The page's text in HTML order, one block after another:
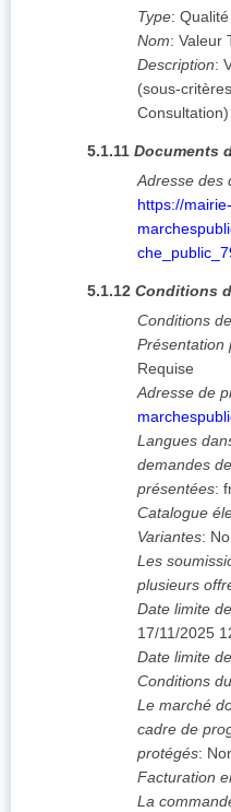
Type: Qualité
Nom: Valeur
Description:
(sous-
Consultation)
5.1.11 Documents
Adresse des
https://
5.1.12 Conditions
Conditions
Présentation
Requise
Adresse de
Langues
demandes
présentées:
Catalogue
Variantes:
Les
plusieurs
Date limite
17/11/2025
Date limite
Conditions
Le marché
cadre de
protégés:
Facturation
La